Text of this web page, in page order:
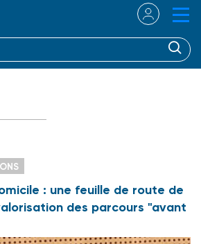
: une feuille de route de
des parcours "avant